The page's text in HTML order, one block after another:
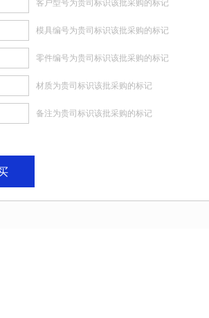
客户型号为贵司标识该批采购的标记
模具编号为贵司标识该批采购的标记
零件编号为贵司标识该批采购的标记
材质为贵司标识该批采购的标记
备注为贵司标识该批采购的标记